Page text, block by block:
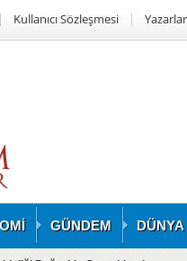
Kullanıcı Sözleşmesi Yazarlar
GÜNDEM DÜNYA